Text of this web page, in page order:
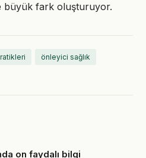
büyük fark oluşturuyor.
önleyici sağlık
on faydalı bilgi